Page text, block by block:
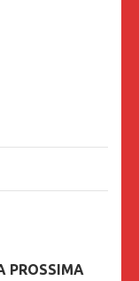
PROSSIMA